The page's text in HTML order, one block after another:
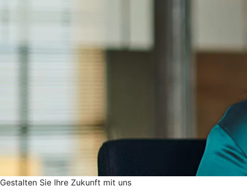
Gestalten Sie ­Ihre Zukunft mit uns